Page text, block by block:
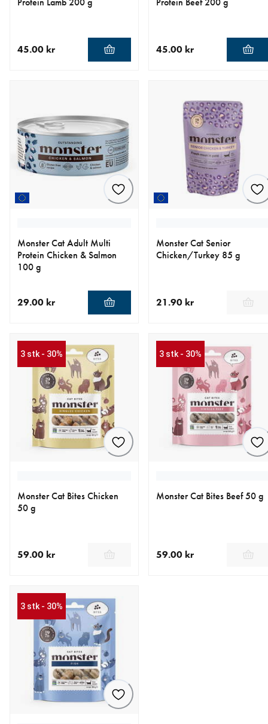
45.00 kr 45.00 kr
Monster Cat Adult Multi
Protein Chicken & Salmon
100 g
29.00 kr
Monster Cat Senior
Chicken/Turkey 85 g
21.90 kr
3 stk - 30%
Monster Cat Bites Chicken
50 g
59.00 kr
3 stk - 30%
Monster Cat Bites Beef 50 g
59.00 kr
3 stk - 30%